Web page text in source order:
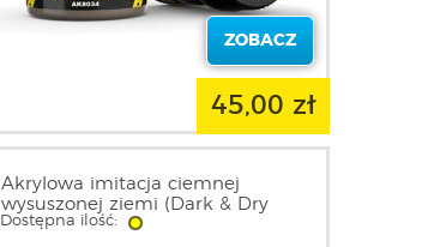
ZOBACZ
45,00 zł
Akrylowa imitacja ciemnej
wysuszonej ziemi (Dark & Dry
Crackle Effects) 100ml | AK8032
Dostępna ilość: